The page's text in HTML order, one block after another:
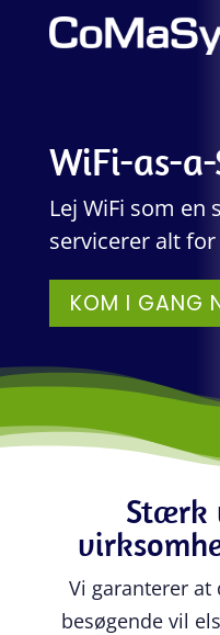
WiFi-as-
Lej WiFi som
servicerer alt for
KOM I GANG
Stærk
Vi garanterer
besøgende vil